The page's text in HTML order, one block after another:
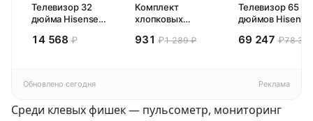
Телевизор 32
дюйма Hisense
Смарт ТВ HD
14 568 ₽
Комплект
хлопковых
полотенец 4 шт,
931₽1 289 ₽
Телевизор 65
дюймов Hisense
(2026) Смарт ТВ
69 247 ₽78
Обновлено сегодня Реклама
Среди клевых фишек — пульсометр, мониторинг